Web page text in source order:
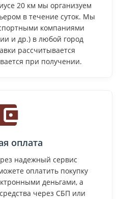
20 км мы организуем
в течение суток. Мы
компаниями
и др.) в любой город
рассчитывается
при получении.
оплата
надежный сервис
оплатить покупку
деньгами, а
через СБП или